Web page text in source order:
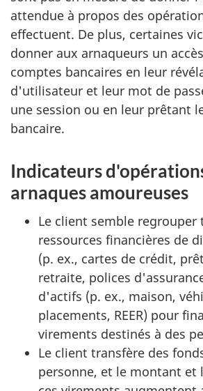
attendue à propos des
effectuent. De plus, certaines
donner aux arnaqueurs un
comptes bancaires en leur
d'utilisateur et leur mot de
une session ou en leur prêtant
bancaire.
Indicateurs
arnaques amoureuses
Le client semble regrouper
ressources financières de
(p. ex., cartes de crédit,
retraite, polices
d'actifs (p. ex., maison,
placements, REER) pour
virements destinés à des
Le client transfère des
personne, et le montant et